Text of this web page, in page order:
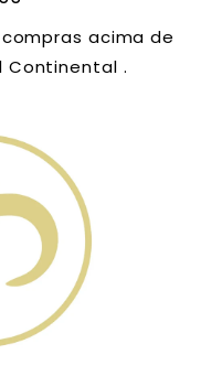
acima de
Continental .